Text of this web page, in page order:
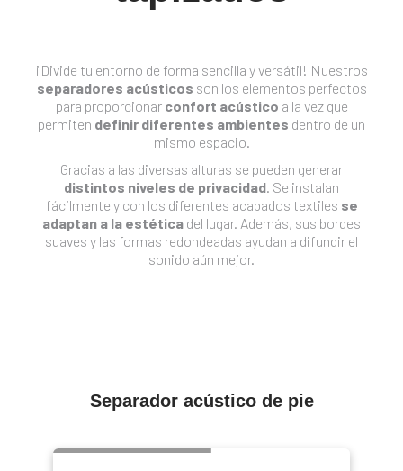
¡Divide tu entorno de forma sencilla y versátil! Nuestros
separadores acústicos son los elementos perfectos
para proporcionar confort acústico a la vez que
permiten definir diferentes ambientes dentro de un
mismo espacio.
Gracias a las diversas alturas se pueden generar
distintos niveles de privacidad. Se instalan
fácilmente y con los diferentes acabados textiles se
adaptan a la estética del lugar. Además, sus bordes
suaves y las formas redondeadas ayudan a difundir el
sonido aún mejor.
Separador acústico de pie